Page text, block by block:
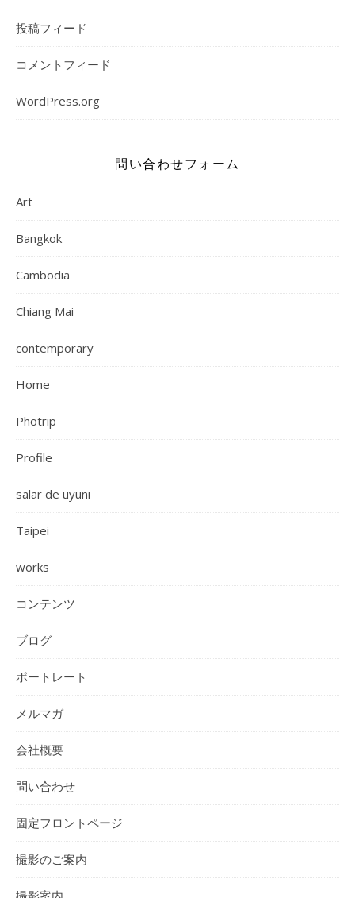
投稿フィード
コメントフィード
WordPress.org
問い合わせフォーム
Art
Bangkok
Cambodia
Chiang Mai
contemporary
Home
Photrip
Profile
salar de uyuni
Taipei
works
コンテンツ
ブログ
ポートレート
メルマガ
会社概要
問い合わせ
固定フロントページ
撮影のご案内